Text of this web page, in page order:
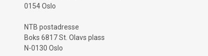
0154 Oslo
NTB postadresse
Boks 6817 St. Olavs plass
N-0130 Oslo